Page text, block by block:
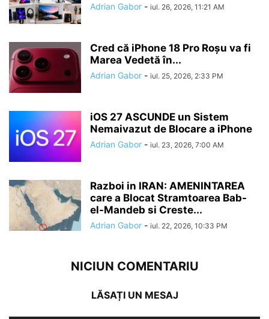
Adrian Gabor - iul. 26, 2026, 11:21 AM
Cred că iPhone 18 Pro Roșu va fi
Marea Vedetă în...
Adrian Gabor - iul. 25, 2026, 2:33 PM
iOS 27 ASCUNDE un Sistem
Nemaivazut de Blocare a iPhone
Adrian Gabor - iul. 23, 2026, 7:00 AM
Razboi in IRAN: AMENINTAREA
care a Blocat Stramtoarea Bab-
el-Mandeb si Creste...
Adrian Gabor - iul. 22, 2026, 10:33 PM
NICIUN COMENTARIU
LĂSAȚI UN MESAJ